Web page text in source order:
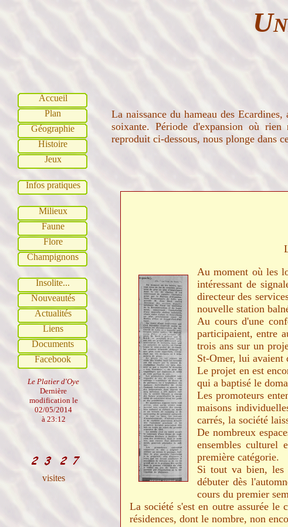
Accueil
Plan
Géographie
Histoire
Jeux
Infos pratiques
Milieux
Faune
Flore
Champignons
Insolite...
Nouveautés
Actualités
Liens
Documents
Facebook
Le Platier d'Oye
Dernière
modification le
02/05/2014
à 23:12
visites
La naissance du hameau des
soixante. Période d'expansion où
reproduit ci-dessous, nous plonge dans
Au moment où les
intéressant de
directeur des
nouvelle station
Au cours d'une
participaient, entre
trois ans sur un
St-Omer, lui avaient
Le projet en est
qui a baptisé le
Les promoteurs
maisons
carrés, la société
De nombreux
ensembles culturel
première catégorie.
Si tout va bien, les
débuter dès
cours du premier
La société s'est en outre assurée
résidences, dont le nombre, non